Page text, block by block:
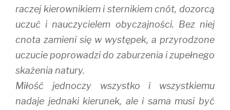
raczej kierownikiem i sternikiem cnót, dozorcą
uczuć i nauczycielem obyczajności. Bez niej
cnota zamieni się w występek, a przyrodzone
uczucie poprowadzi do zaburzenia i zupełnego
skażenia natury.
Miłość jednoczy wszystko i wszystkiemu
nadaje jednaki kierunek, ale i sama musi być